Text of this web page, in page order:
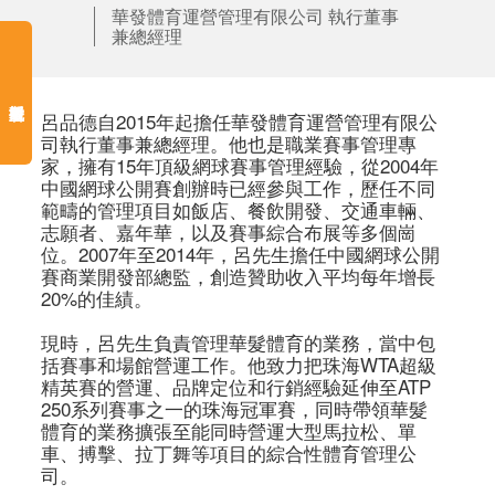
華發體育運營管理有限公司 執行董事
兼總經理
呂品德自2015年起擔任華發體育運營管理有限公
司執行董事兼總經理。他也是職業賽事管理專
家，擁有15年頂級網球賽事管理經驗，從2004年
中國網球公開賽創辦時已經參與工作，歷任不同
範疇的管理項目如飯店、餐飲開發、交通車輛、
志願者、嘉年華，以及賽事綜合布展等多個崗
位。2007年至2014年，呂先生擔任中國網球公開
賽商業開發部總監，創造贊助收入平均每年增長
20%的佳績。
現時，呂先生負責管理華髮體育的業務，當中包
括賽事和場館營運工作。他致力把珠海WTA超級
精英賽的營運、品牌定位和行銷經驗延伸至ATP
250系列賽事之一的珠海冠軍賽，同時帶領華髮
體育的業務擴張至能同時營運大型馬拉松、單
車、搏擊、拉丁舞等項目的綜合性體育管理公
司。